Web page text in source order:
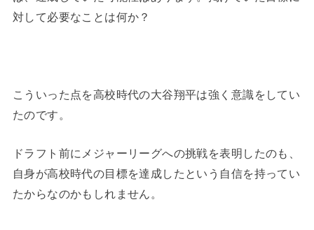
対して必要なことは何か？
こういった点を高校時代の大谷翔平は強く意識をしてい
たのです。
ドラフト前にメジャーリーグへの挑戦を表明したのも、
自身が高校時代の目標を達成したという自信を持ってい
たからなのかもしれません。